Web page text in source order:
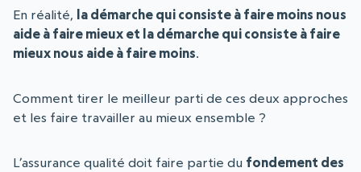
En réalité, la démarche qui consiste à faire moins nous
aide à faire mieux et la démarche qui consiste à faire
mieux nous aide à faire moins.
Comment tirer le meilleur parti de ces deux approches
et les faire travailler au mieux ensemble ?
L’assurance qualité doit faire partie du fondement des